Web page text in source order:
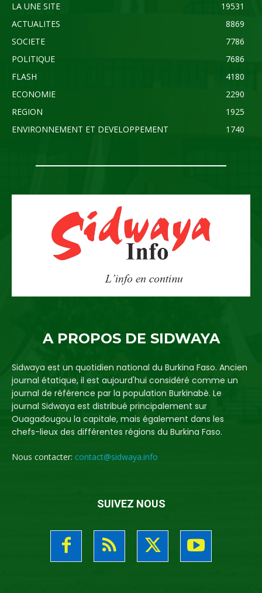
LA UNE SITE
19531
ACTUALITES
8869
SOCIETE
7786
POLITIQUE
7686
FLASH
4180
ECONOMIE
2290
REGION
1925
ENVIRONNEMENT ET DEVELOPPEMENT
1740
A PROPOS DE SIDWAYA
Sidwaya est un quotidien national du Burkina Faso. Ancien
journal étatique, il est aujourd'hui considéré comme un
journal de référence par la population Burkinabè. Le
journal Sidwaya est distribué principalement sur
Ouagadougou la capitale, mais également dans les
chefs-lieux des différentes régions du Burkina Faso.
Nous contacter: contact@sidwaya.info
SUIVEZ NOUS